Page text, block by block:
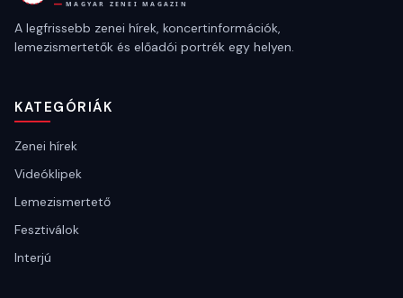
A legfrissebb zenei hírek, koncertinformációk,
lemezismertetők és előadói portrék egy helyen.
KATEGÓRIÁK
Zenei hírek
Videóklipek
Lemezismertető
Fesztiválok
Interjú